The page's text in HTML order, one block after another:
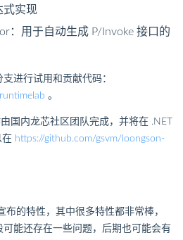
式实现
：用于自动生成 P/Invoke 接口的
进行试用和贡献代码：
。
国内龙芯社区团队完成，并将在 .NET
https://github.com/gsvm/loongson-
布的特性，其中很多特性都非常棒，
能还存在一些问题，后期也可能会有